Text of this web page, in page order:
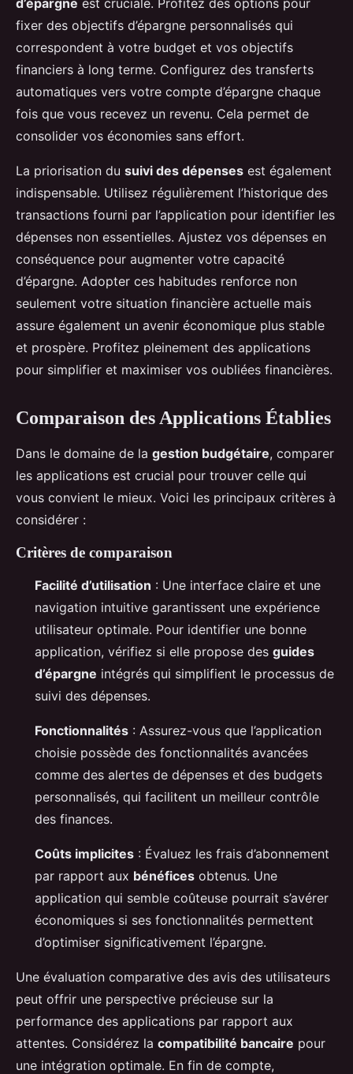
fixer des objectifs d’épargne personnalisés qui
correspondent à votre budget et vos objectifs
financiers à long terme. Configurez des transferts
automatiques vers votre compte d’épargne chaque
fois que vous recevez un revenu. Cela permet de
consolider vos économies sans effort.
La priorisation du suivi des dépenses est également
indispensable. Utilisez régulièrement l’historique des
transactions fourni par l’application pour identifier les
dépenses non essentielles. Ajustez vos dépenses en
conséquence pour augmenter votre capacité
d’épargne. Adopter ces habitudes renforce non
seulement votre situation financière actuelle mais
assure également un avenir économique plus stable
et prospère. Profitez pleinement des applications
pour simplifier et maximiser vos oubliées financières.
Comparaison des Applications Établies
Dans le domaine de la gestion budgétaire, comparer
les applications est crucial pour trouver celle qui
vous convient le mieux. Voici les principaux critères à
considérer :
Critères de comparaison
Facilité d’utilisation : Une interface claire et une
navigation intuitive garantissent une expérience
utilisateur optimale. Pour identifier une bonne
application, vérifiez si elle propose des guides
d’épargne intégrés qui simplifient le processus de
suivi des dépenses.
Fonctionnalités : Assurez-vous que l’application
choisie possède des fonctionnalités avancées
comme des alertes de dépenses et des budgets
personnalisés, qui facilitent un meilleur contrôle
des finances.
Coûts implicites : Évaluez les frais d’abonnement
par rapport aux bénéfices obtenus. Une
application qui semble coûteuse pourrait s’avérer
économiques si ses fonctionnalités permettent
d’optimiser significativement l’épargne.
Une évaluation comparative des avis des utilisateurs
peut offrir une perspective précieuse sur la
performance des applications par rapport aux
attentes. Considérez la compatibilité bancaire pour
une intégration optimale. En fin de compte,